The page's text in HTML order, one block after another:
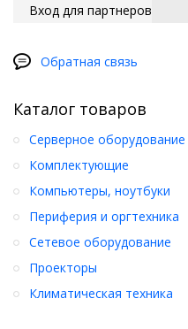
Вход для партнеров
Обратная связь
Каталог товаров
Серверное оборудование
Комплектующие
Компьютеры, ноутбуки
Периферия и оргтехника
Сетевое оборудование
Проекторы
Климатическая техника